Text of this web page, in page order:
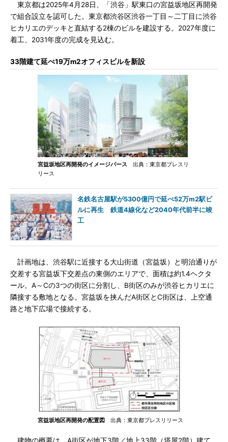
東京都は2025年4月28日、「渋谷」駅東口の宮益坂地区再開発
で組合設立を認可した。東京都渋谷区渋谷一丁目～二丁目に渋谷
ヒカリエのデッキと直結する2棟のビルを建設する。2027年度に
着工、2031年度の完成を見込む。
33階建て延べ19万m2オフィスビルを新設
宮益坂地区再開発のイメージパース 出典：東京都プレスリ
リース
名鉄名古屋駅が5300億円で延べ52万m2駅ビ
ルに再生 鉄道4線化など2040年代前半に竣
工
計画地は、渋谷駅に近接する大山街道（宮益坂）と明治通りが
交差する宮益坂下交差点の東側のエリアで、面積は約1.4ヘクタ
ール。A～Cの3つの街区に分割し、B街区のみが渋谷ヒカリエに
隣接する敷地となる。宮益坂を挟んだA街区とC街区は、上空通
路と地下広場で接続する。
宮益坂地区再開発の配置図 出典：東京都プレスリリース